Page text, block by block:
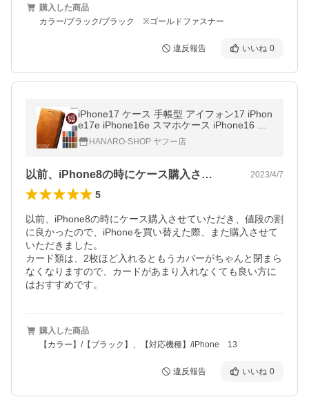
購入した商品
カラー/ブラック/ブラック ※ゴールドファスナー
違反報告 いいね 0
iPhone17 ケース 手帳型 アイフォン17 iPhon
e17e iPhone16e スマホケース iPhone16 ケ
ース iPhone17Pro iPhone14 16Pro iPhone A
ir 17ProMax iPhone16
HANARO-SHOP ヤフー店
以前、iPhone8の時にケース購入さ… 2023/4/7
5
以前、iPhone8の時にケース購入させていただき、値段の割
に良かったので、iPhoneを買い替えた際、また購入させて
いただきました。
カード類は、2枚ほど入れるともうカバーがちゃんと閉まら
なくなりますので、カードがあまり入れなくても良い方に
はおすすめです。
購入した商品
【カラー】/【ブラック】、【対応機種】/iPhone 13
違反報告 いいね 0